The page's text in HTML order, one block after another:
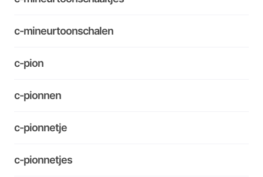
c-mineurtoonschalen
c-pion
c-pionnen
c-pionnetje
c-pionnetjes